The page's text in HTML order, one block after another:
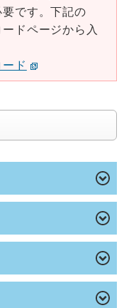
です。下記の
ドページから入
ド